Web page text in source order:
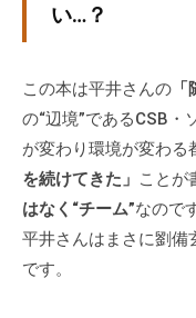
い…？
この本は平井さんの
の“辺境”であるCSB
が変わり環境が変わる
を続けてきた」 ことが
はなく“チーム”なので
平井さんはまさに劉備
です。